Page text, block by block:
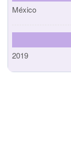
México
2019